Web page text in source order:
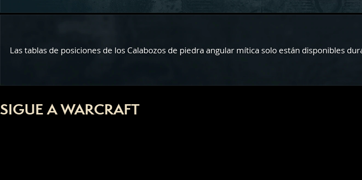
Las tablas de posiciones de los Calabozos de piedra angular mítica solo están disponibles
SIGUE A WARCRAFT